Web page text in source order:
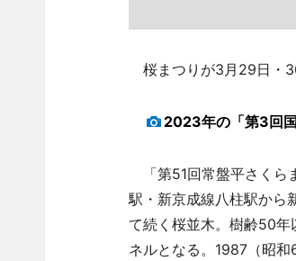
桜まつりが3月29日・
2023年の「第3回
「第51回常盤平さくら
駅・新京成線八柱駅から
て続く桜並木。樹齢50
ネルとなる。1987（昭和